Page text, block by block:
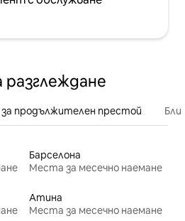
продължителен престой
Барселона
Места за месечно наемане
Атина
Места за месечно наемане